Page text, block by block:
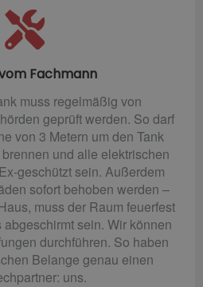
Fachmann
muss regelmäßig von
geprüft werden. So darf
von 3 Metern um den Tank
und alle elektrischen
geschützt sein. Außerdem
sofort behoben werden –
muss der Raum feuerfest
sein. Wir können
durchführen. So haben
Belange genau einen
uns.